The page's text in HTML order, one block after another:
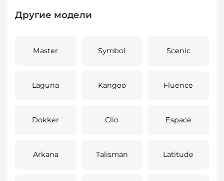
Другие модели
Master Symbol Scenic
Laguna Kangoo Fluence
Dokker Clio Espace
Arkana Talisman Latitude